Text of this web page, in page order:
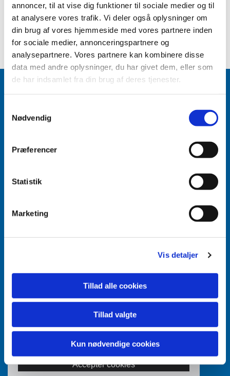
annoncer, til at vise dig funktioner til sociale medier og til
at analysere vores trafik. Vi deler også oplysninger om
din brug af vores hjemmeside med vores partnere inden
for sociale medier, annonceringspartnere og
analysepartnere. Vores partnere kan kombinere disse
data med andre oplysninger, du har givet dem, eller som
de har indsamlet fra din brug af deres tjenester.
Nødvendig
Præferencer
Statistik
Marketing
Vis detaljer
Tillad alle cookies
Tillad valgte
Kun nødvendige cookies
Aabenraa Sogn
6200 Aabenraa
dette indhold.
Accepter cookies